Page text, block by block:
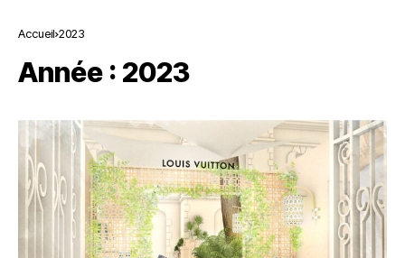
Accueil 2023
Année : 2023